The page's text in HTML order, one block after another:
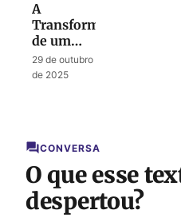
A
Transformação
de um
Fardo em
Canção
29 de outubro
de 2025
CONVERSA
O que esse
despertou?